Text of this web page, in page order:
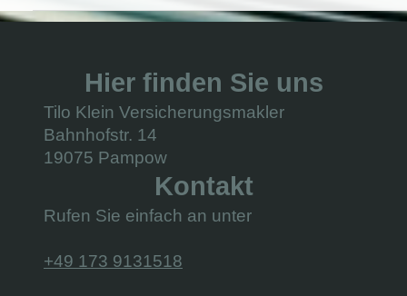
Hier finden Sie uns
Tilo Klein Versicherungsmakler
Bahnhofstr. 14
19075 Pampow
Kontakt
Rufen Sie einfach an unter
+49 173 9131518